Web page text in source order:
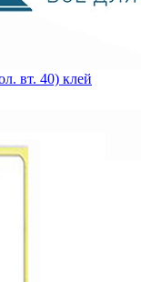
вт. 40) клей